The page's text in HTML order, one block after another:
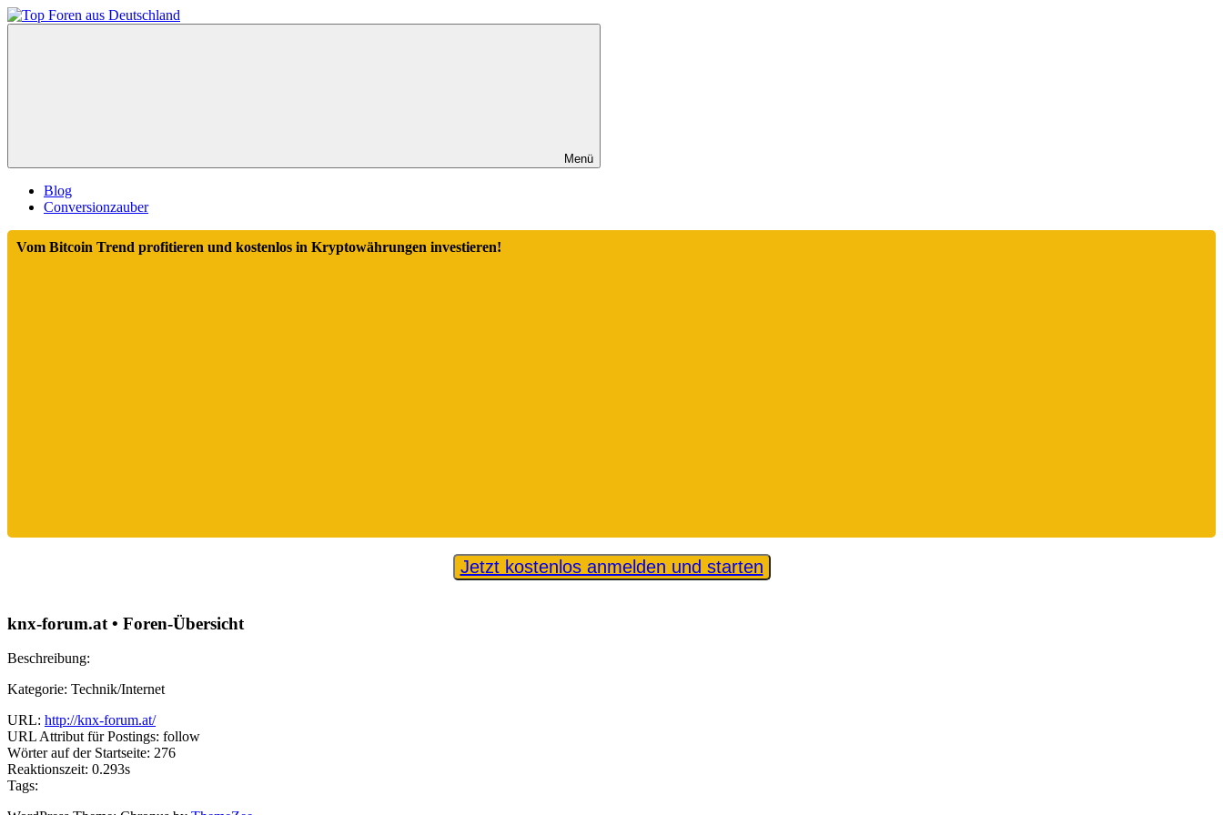
Zum
Inhalt
Menü
Blog
Conversionzauber
Vom Bitcoin Trend profitieren und kostenlos in Kryptowährungen investieren!
Jetzt kostenlos anmelden und starten
knx-forum.at • Foren-Übersicht
Beschreibung:
Kategorie: Technik/Internet
URL: http://knx-forum.at/
URL Attribut für Postings: follow
Wörter auf der Startseite: 276
Reaktionszeit: 0.293s
Tags: